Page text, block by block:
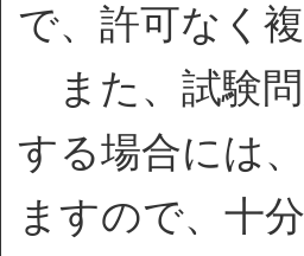
で、許可なく
また、試験
する場合には
ますので、十